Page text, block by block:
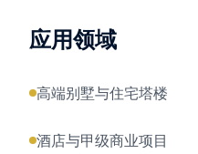
应用领域
高端别墅与住宅塔楼
酒店与甲级商业项目